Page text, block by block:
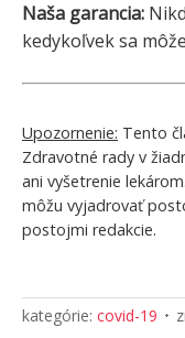
Naša garancia:
kedykoľvek sa
Upozornenie: Tento
Zdravotné rady v
ani vyšetrenie
môžu vyjadrovať
postojmi redakcie.
kategórie: covid-19